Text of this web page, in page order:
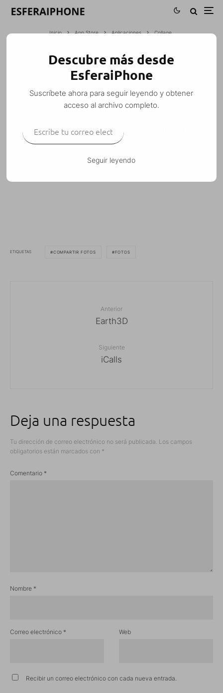
Inicio App Store Aplicaciones Collage
COLLAGE
Aplicaciones Toys · 10 abril, 2008 · 1 Minuto de lectura
Con este programa podemos compartir fotos y ver
Está disponible en el installer.
ETIQUETAS COMPARTIR FOTOS FOTOS
Anterior
Earth3D
Siguiente
iCalls
Deja una respuesta
Tu dirección de correo electrónico no será publicada. Los campos
obligatorios están marcados con *
Comentario *
Nombre *
Correo electrónico * Web
Recibir un correo electrónico con cada nueva entrada.
Descubre más desde
EsferaiPhone
Suscríbete ahora para seguir leyendo y obtener
acceso al archivo completo.
Seguir leyendo